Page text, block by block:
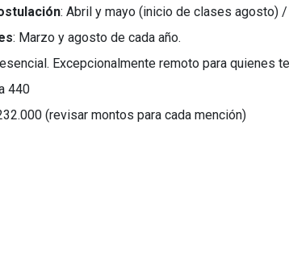
: Abril y mayo (inicio de clases agosto)
: Marzo y agosto de cada año.
Excepcionalmente remoto para quienes
440
(revisar montos para cada mención)